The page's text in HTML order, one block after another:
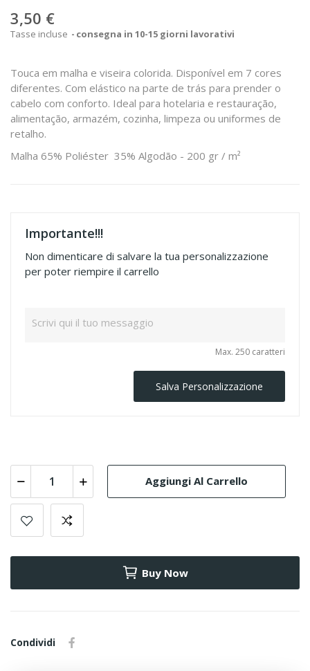
3,50 €
Tasse incluse consegna in 10-15 giorni lavorativi
Touca em malha e viseira colorida. Disponível em 7 cores
diferentes. Com elástico na parte de trás para prender o
cabelo com conforto. Ideal para hotelaria e restauração,
alimentação, armazém, cozinha, limpeza ou uniformes de
retalho.
Malha 65% Poliéster 35% Algodão - 200 gr / m²
Importante!!!
Non dimenticare di salvare la tua personalizzazione
per poter riempire il carrello
Max. 250 caratteri
Salva Personalizzazione
Aggiungi Al Carrello
Buy Now
Condividi